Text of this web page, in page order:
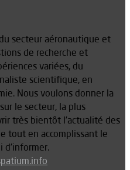
secteur aéronautique et
de recherche et
variées, du
scientifique, en
Nous voulons donner la
le secteur, la plus
très bientôt l’actualité des
tout en accomplissant le